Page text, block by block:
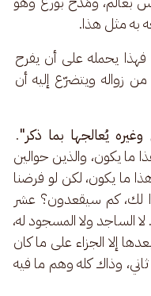
به مثل هذا.
فهذا يحمله على أن يفرح
زواله ويتضرّع إليه أن
يُعالجها بما ذكر".
ما يكون، والذين حوالين
ما يكون، لكن لو فرضنا
لك، كم سيقعدون؟ عشر
الساجد ولا المسجود له،
إلا الجزاء على ما كان
وذاك كله وهم ما فيه